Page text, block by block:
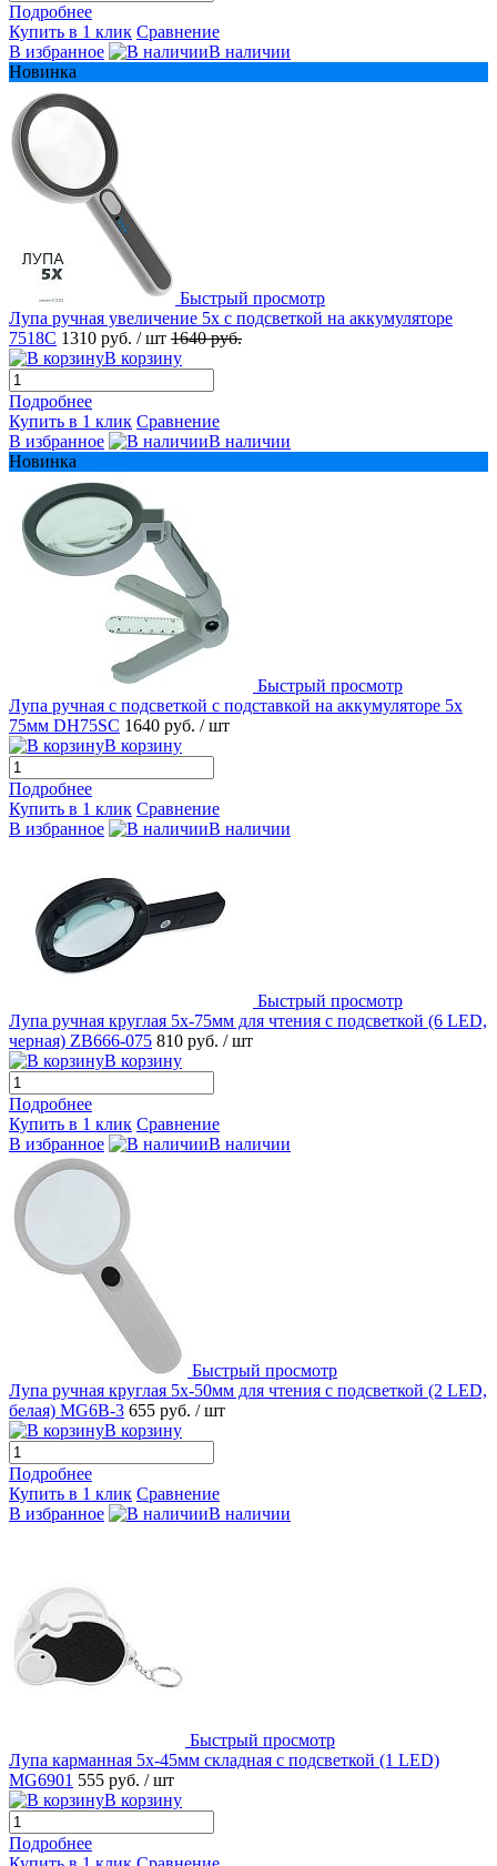
Подробнее
Купить в 1 клик Сравнение
В избранное
В наличии
Новинка
Быстрый просмотр
Лупа ручная увеличение 5x с подсветкой на аккумуляторе
7518C 1310 руб. / шт 1640 руб.
В корзину
Подробнее
Купить в 1 клик Сравнение
В избранное
В наличии
Новинка
Быстрый просмотр
Лупа ручная с подсветкой с подставкой на аккумуляторе 5x
75мм DH75SC 1640 руб. / шт
В корзину
Подробнее
Купить в 1 клик Сравнение
В избранное
В наличии
Быстрый просмотр
Лупа ручная круглая 5х-75мм для чтения с подсветкой (6 LED,
черная) ZB666-075 810 руб. / шт
В корзину
Подробнее
Купить в 1 клик Сравнение
В избранное
В наличии
Быстрый просмотр
Лупа ручная круглая 5х-50мм для чтения с подсветкой (2 LED,
белая) MG6B-3 655 руб. / шт
В корзину
Подробнее
Купить в 1 клик Сравнение
В избранное
В наличии
Быстрый просмотр
Лупа карманная 5х-45мм складная с подсветкой (1 LED)
MG6901 555 руб. / шт
В корзину
Подробнее